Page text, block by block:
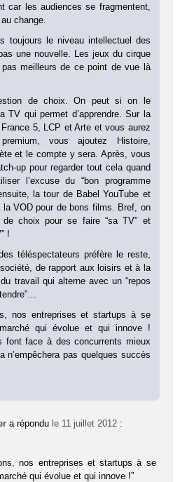
car les audiences se fragmentent,
change.
toujours le niveau intellectuel des
une nouvelle. Les jeux du cirque
pas meilleurs de ce point de vue là
de choix. On peut si on le
TV qui permet d’apprendre. Sur la
5, LCP et Arte et vous aurez
vous ajoutez Histoire,
et le compte y sera. Après, vous
up pour regarder tout cela quand
l’excuse du “bon programme
la tour de Babel YouTube et
VOD pour de bons films. Bref, on
de choix pour se faire “sa TV” et
!
téléspectateurs préfère le reste,
de rapport aux loisirs et à la
travail qui alterne avec un “repos
nos entreprises et startups à se
qui évolue et qui innove !
font face à des concurrents mieux
n’empêchera pas quelques succès
a répondu le 11 juillet 2012 :
nos entre­prises et star­tups à se
qui évolue et qui innove !”